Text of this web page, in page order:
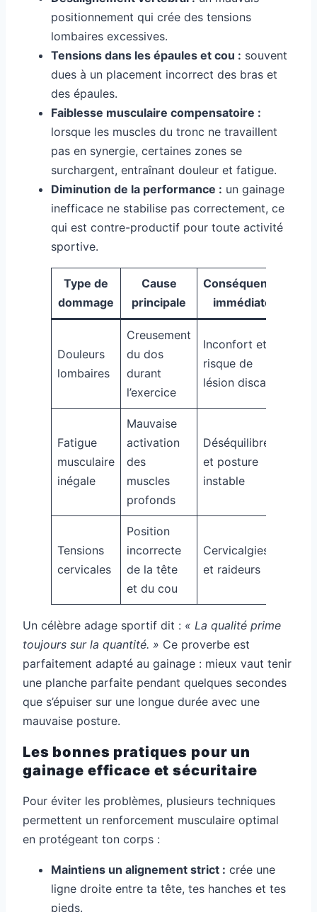
positionnement qui crée des tensions
lombaires excessives.
Tensions dans les épaules et cou : souvent
dues à un placement incorrect des bras et
des épaules.
Faiblesse musculaire compensatoire :
lorsque les muscles du tronc ne travaillent
pas en synergie, certaines zones se
surchargent, entraînant douleur et fatigue.
Diminution de la performance : un gainage
inefficace ne stabilise pas correctement, ce
qui est contre-productif pour toute activité
sportive.
Type de
dommage
Cause
principale
Conséquence
immédiate
Douleurs
lombaires
Creusement
du dos
durant
l’exercice
Inconfort et
risque de
lésion discale
Fatigue
musculaire
inégale
Mauvaise
activation
des
muscles
profonds
Déséquilibre
et posture
instable
Tensions
cervicales
Position
incorrecte
de la tête
et du cou
Cervicalgies
et raideurs
Un célèbre adage sportif dit : « La qualité prime
toujours sur la quantité. » Ce proverbe est
parfaitement adapté au gainage : mieux vaut tenir
une planche parfaite pendant quelques secondes
que s’épuiser sur une longue durée avec une
mauvaise posture.
Les bonnes pratiques pour un
gainage efficace et sécuritaire
Pour éviter les problèmes, plusieurs techniques
permettent un renforcement musculaire optimal
en protégeant ton corps :
Maintiens un alignement strict : crée une
ligne droite entre ta tête, tes hanches et tes
pieds.